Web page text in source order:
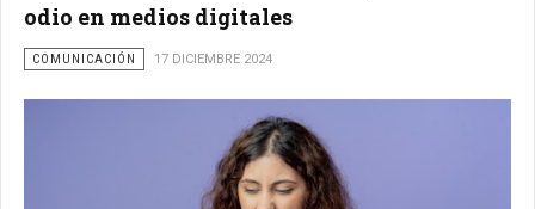
odio en medios digitales
COMUNICACIÓN 17 DICIEMBRE 2024